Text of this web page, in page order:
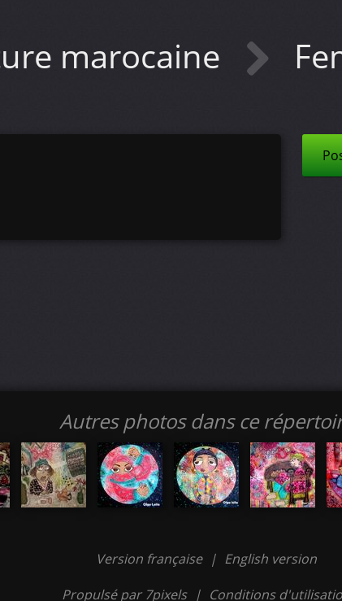
marocaine
Autres photos dans ce
Version française | English version
Propulsé par 7pixels | Conditions